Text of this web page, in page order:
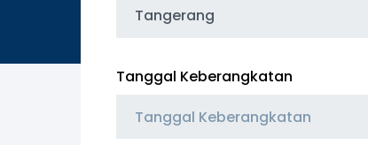
Tangerang
Tanggal Keberangkatan